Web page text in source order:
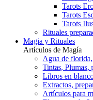
Tarots
Tarots
Tarots
Rituales
Magia y Rituales
Artículos de Magía
Agua de
Tintas, Plumas,
Libros en
Extractos,
Artículos para